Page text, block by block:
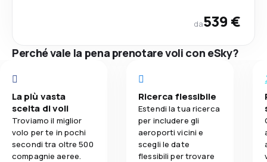
da539 €
Perché vale la pena prenotare voli con eSky?
La più vasta
scelta di voli
Troviamo il miglior
volo per te in pochi
secondi tra oltre 500
compagnie aeree.
Ricerca flessibile
Estendi la tua ricerca
per includere gli
aeroporti vicini e
scegli le date
flessibili per trovare